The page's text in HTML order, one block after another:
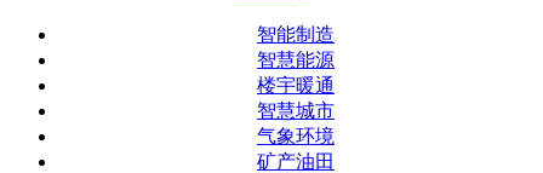
智能制造
智慧能源
楼宇暖通
智慧城市
气象环境
矿产油田